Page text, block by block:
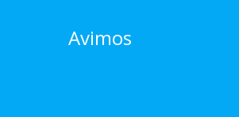
Avimos